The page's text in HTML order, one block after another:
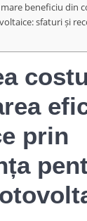
beneficiu din
sfaturi și
prin